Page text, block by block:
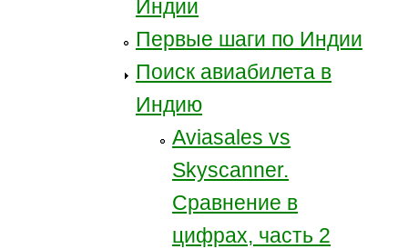
Индии
Первые шаги по Индии
Поиск авиабилета в
Индию
Aviasales vs
Skyscanner.
Сравнение в
цифрах, часть 2